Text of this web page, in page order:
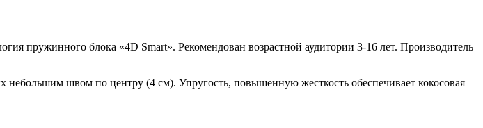
пружинного блока «4D Smart». Рекомендован возрастной аудитории 3-16 лет. Производитель
швом по центру (4 см). Упругость, повышенную жесткость обеспечивает кокосовая